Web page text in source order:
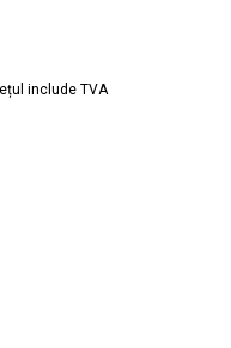
include TVA